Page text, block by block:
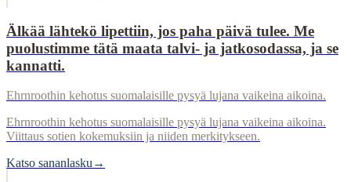
Älkää lähtekö lipettiin, jos paha päivä tulee. Me
puolustimme tätä maata talvi- ja jatkosodassa, ja se
kannatti.
Ehrnroothin kehotus suomalaisille pysyä lujana vaikeina aikoina.
Ehrnroothin kehotus suomalaisille pysyä lujana vaikeina aikoina.
Viittaus sotien kokemuksiin ja niiden merkitykseen.
Katso sananlasku →